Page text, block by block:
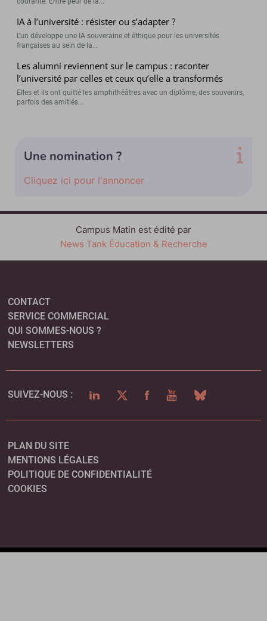
IA à l’université : résister ou s’adapter ?
L’un développe une IA souveraine et éthique pour les universités
françaises au sein de la...
Les alumni reviennent sur le campus : raconter
l’université par celles et ceux qu’elle a transformés
Elles et ils ont quitté les amphithéâtres avec un diplôme, des souvenirs,
parfois des amitiés...
Une nomination ?
Cliquez ici pour l'annoncer
Campus Matin est édité par
News Tank Éducation & Recherche
CONTACT
SERVICE COMMERCIAL
QUI SOMMES-NOUS ?
NEWSLETTERS
SUIVEZ-NOUS : LINKEDINTWITTERFACEBOOKYOUTUBEBLUESKY
PLAN DU SITE
MENTIONS LÉGALES
POLITIQUE DE CONFIDENTIALITÉ
COOKIES